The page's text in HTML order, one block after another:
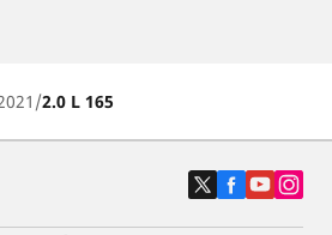
2.0 L 165